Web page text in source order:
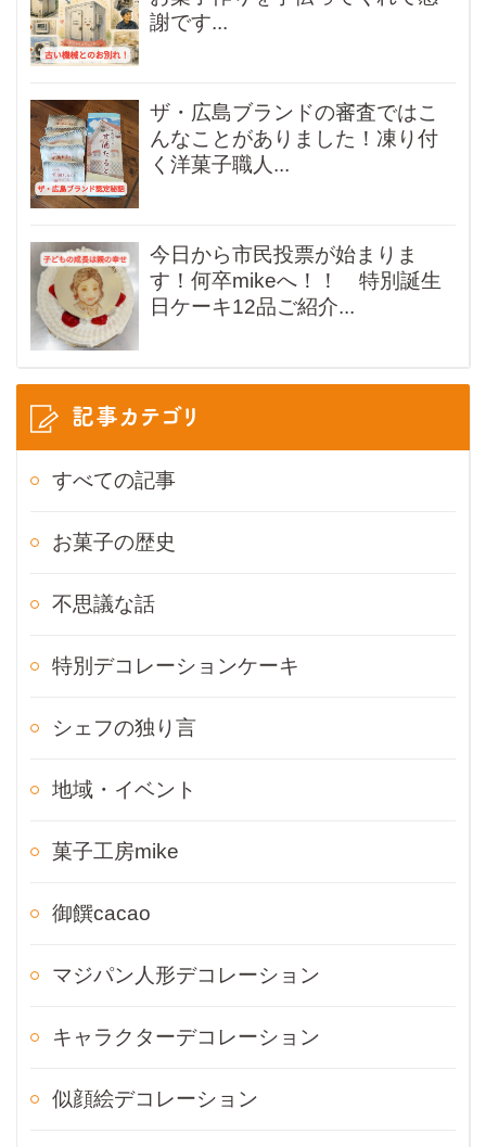
謝です...
ザ・広島ブランドの審査ではこ
んなことがありました！凍り付
く洋菓子職人...
今日から市民投票が始まりま
す！何卒mikeへ！！ 特別誕生
日ケーキ12品ご紹介...
記事カテゴリ
すべての記事
お菓子の歴史
不思議な話
特別デコレーションケーキ
シェフの独り言
地域・イベント
菓子工房mike
御饌cacao
マジパン人形デコレーション
キャラクターデコレーション
似顔絵デコレーション